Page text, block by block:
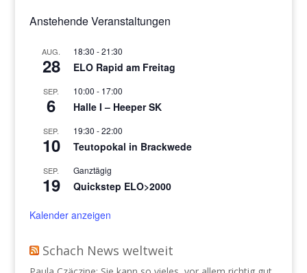
Anstehende Veranstaltungen
AUG.
28
18:30 -21:30
ELO Rapid am Freitag
SEP.
6
10:00 - 17:00
Halle I – Heeper SK
SEP.
10
19:30 -22:00
Teutopokal in Brackwede
SEP.
19
Ganztägig
Quickstep ELO>2000
Kalender anzeigen
Schach News weltweit